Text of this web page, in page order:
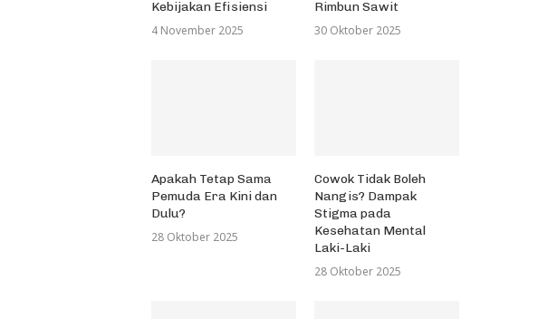
Kebijakan Efisiensi
4 November 2025
Rimbun Sawit
30 Oktober 2025
Apakah Tetap Sama
Pemuda Era Kini dan
Dulu?
28 Oktober 2025
Cowok Tidak Boleh
Nangis? Dampak
Stigma pada
Kesehatan Mental
Laki-Laki
28 Oktober 2025